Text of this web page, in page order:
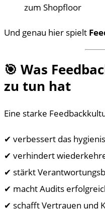
zum Shopfloor
Und genau hier spielt
🎯 Was
zu tun hat
Eine starke
✔ verbessert das
✔ verhindert
✔ stärkt
✔ macht Audits
✔ schafft Vertrauen und